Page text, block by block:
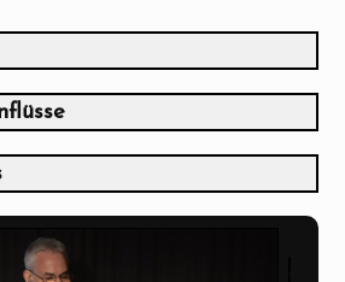
Bass
4x10" Basscombo
Overdrive
Palmer (bis 1987)